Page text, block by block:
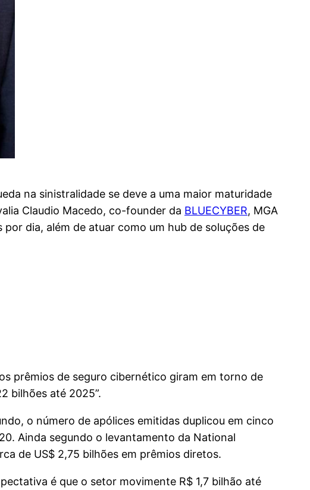
na sinistralidade se deve a uma maior maturidade
Claudio Macedo, co-founder da BLUECYBER, MGA
dia, além de atuar como um hub de soluções de
prêmios de seguro cibernético giram em torno de
bilhões até 2025”.
o número de apólices emitidas duplicou em cinco
Ainda segundo o levantamento da National
de US$ 2,75 bilhões em prêmios diretos.
é que o setor movimente R$ 1,7 bilhão até